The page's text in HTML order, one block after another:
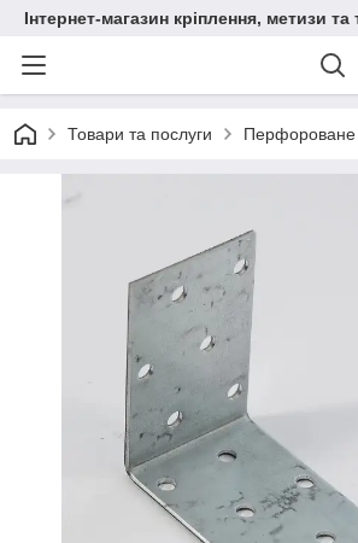
Інтернет-магазин кріплення, метизи та
Товари та послуги Перфороване